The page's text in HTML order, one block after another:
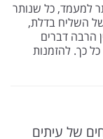
למעמד, כל שנותר
השליח בדלת,
הרבה דברים
כך. להזמנות
של עיתים